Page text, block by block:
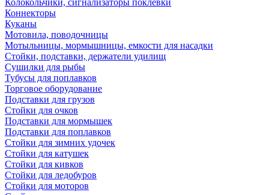
Колокольчики, сигнализаторы поклевки
Коннекторы
Куканы
Мотовила, поводочницы
Мотыльницы, мормышницы, емкости для насадки
Стойки, подставки, держатели удилищ
Сушилки для рыбы
Тубусы для поплавков
Торговое оборудование
Подставки для грузов
Стойки для очков
Подставки для мормышек
Подставки для поплавков
Стойки для зимних удочек
Стойки для катушек
Стойки для кивков
Стойки для ледобуров
Стойки для моторов